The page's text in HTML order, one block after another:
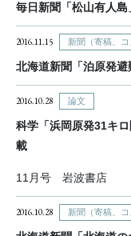
毎日新聞「松山有人
2016.11.15 新聞（寄稿、コ
北海道新聞「泊原発
2016.10.28 論文
科学「浜岡原発31キ
載
11月号 岩波書店
2016.10.28 新聞（寄稿、コ